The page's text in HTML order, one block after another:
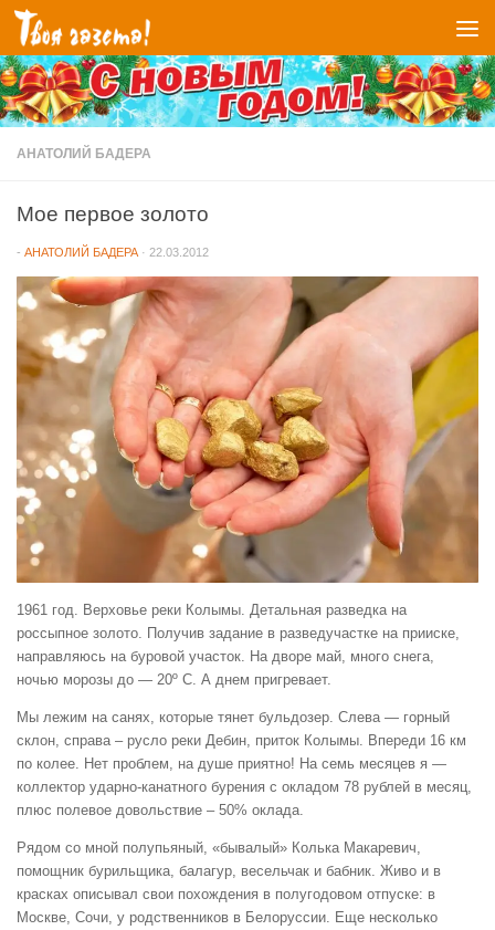
Перейти к содержимому
АНАТОЛИЙ БАДЕРА
Мое первое золото
- АНАТОЛИЙ БАДЕРА · 22.03.2012
1961 год. Верховье реки Колымы. Детальная разведка на
россыпное золото. Получив задание в разведучастке на прииске,
направляюсь на буровой участок. На дворе май, много снега,
ночью морозы до — 20º С. А днем пригревает.
Мы лежим на санях, которые тянет бульдозер. Слева — горный
склон, справа – русло реки Дебин, приток Колымы. Впереди 16 км
по колее. Нет проблем, на душе приятно! На семь месяцев я —
коллектор ударно-канатного бурения с окладом 78 рублей в месяц,
плюс полевое довольствие – 50% оклада.
Рядом со мной полупьяный, «бывалый» Колька Макаревич,
помощник бурильщика, балагур, весельчак и бабник. Живо и в
красках описывал свои похождения в полугодовом отпуске: в
Москве, Сочи, у родственников в Белоруссии. Еще несколько